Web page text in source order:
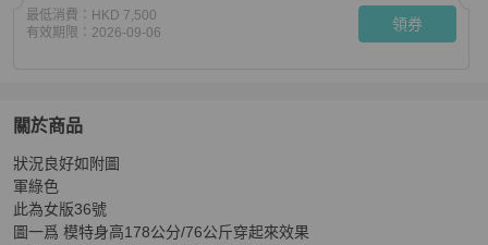
最低消費： HKD 7,500
有效期限： 2026-09-06 領券
關於商品
關於Loewe 軍綠色飛行員外套
狀況良好如附圖
軍綠色
此為女版36號
圖一爲 模特身高178公分/76公斤穿起來效果